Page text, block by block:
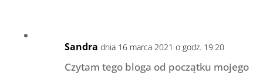
Sandra dnia 16 marca 2021 o godz. 19:20
Czytam tego bloga od początku mojego